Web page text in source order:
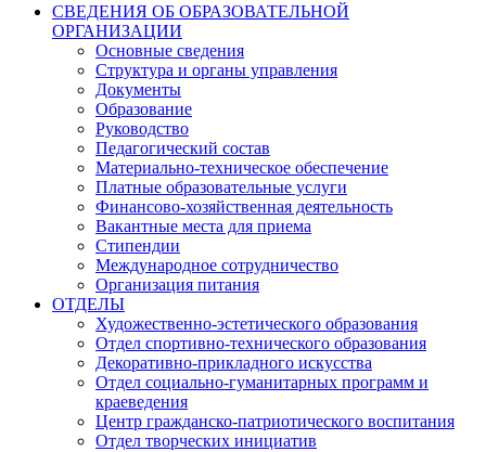
СВЕДЕНИЯ ОБ ОБРАЗОВАТЕЛЬНОЙ
ОРГАНИЗАЦИИ
Основные сведения
Структура и органы управления
Документы
Образование
Руководство
Педагогический состав
Материально-техническое обеспечение
Платные образовательные услуги
Финансово-хозяйственная деятельность
Вакантные места для приема
Стипендии
Международное сотрудничество
Организация питания
ОТДЕЛЫ
Художественно-эстетического образования
Отдел спортивно-технического образования
Декоративно-прикладного искусства
Отдел социально-гуманитарных программ и
краеведения
Центр гражданско-патриотического воспитания
Отдел творческих инициатив